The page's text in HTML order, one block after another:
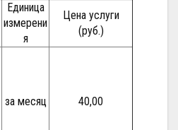
Единица
измерени
я
Цена услуги
(руб.)
за месяц 40,00